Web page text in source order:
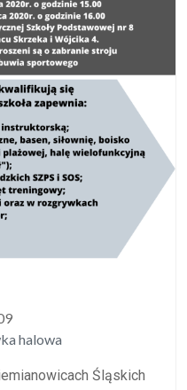
halowa
Śląskich